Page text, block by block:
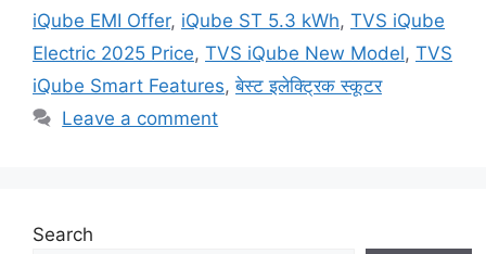
iQube EMI Offer, iQube ST 5.3 kWh, TVS iQube
Electric 2025 Price, TVS iQube New Model, TVS
iQube Smart Features,बेस्ट इलेक्ट्रिक स्कूटर
Leave a comment
Search